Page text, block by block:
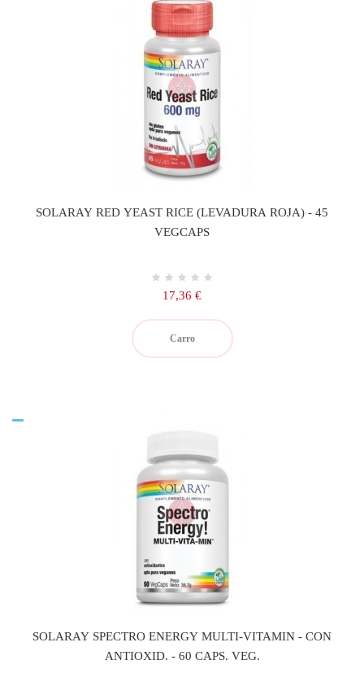
SOLARAY RED YEAST RICE (LEVADURA ROJA) - 45
VEGCAPS
Precio
17,36 €
Carro
SOLARAY SPECTRO ENERGY MULTI-VITAMIN - CON
ANTIOXID. - 60 CAPS. VEG.